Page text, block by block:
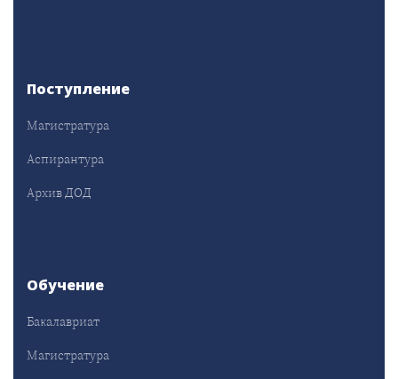
Поступление
Магистратура
Аспирантура
Архив ДОД
Обучение
Бакалавриат
Магистратура